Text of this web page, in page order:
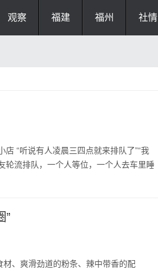
观察 福建 福州 社情
“听说有人凌晨三四点就来排队了”“我
轮流排队，一个人等位，一个人去车里睡
”
、爽滑劲道的粉条、辣中带香的配